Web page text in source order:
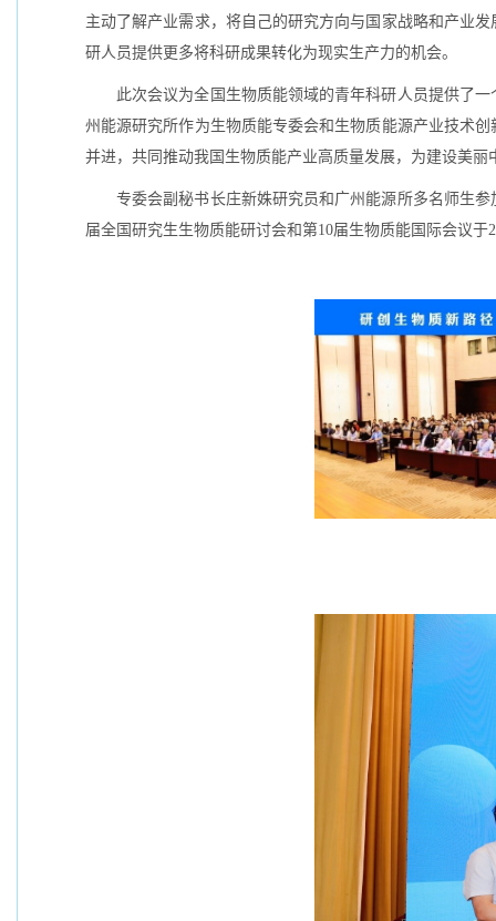
主动了解产业需求，将自己的研究方向与国家战略和产业
研人员提供更多将科研成果转化为现实生产力的机会。
此次会议为全国生物质能领域的青年科研人员提供了
州能源研究所作为生物质能专委会和生物质能源产业技术
并进，共同推动我国生物质能产业高质量发展，为建设美
专委会副秘书长庄新姝研究员和广州能源所多名师生
届全国研究生生物质能研讨会和第10届生物质能国际会议于